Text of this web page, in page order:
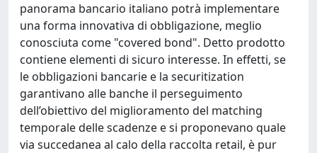
panorama bancario italiano potrà implementare
una forma innovativa di obbligazione, meglio
conosciuta come "covered bond". Detto prodotto
contiene elementi di sicuro interesse. In effetti, se
le obbligazioni bancarie e la securitization
garantivano alle banche il perseguimento
dell’obiettivo del miglioramento del matching
temporale delle scadenze e si proponevano quale
via succedanea al calo della raccolta retail, è pur